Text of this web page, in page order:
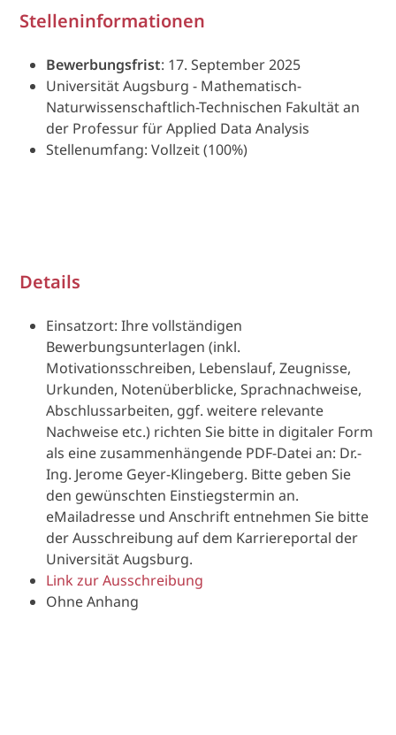
Stelleninformationen
Bewerbungsfrist: 17. September 2025
Universität Augsburg - Mathematisch-
Naturwissenschaftlich-Technischen Fakultät an
der Professur für Applied Data Analysis
Stellenumfang: Vollzeit (100%)
Details
Einsatzort: Ihre vollständigen
Bewerbungsunterlagen (inkl.
Motivationsschreiben, Lebenslauf, Zeugnisse,
Urkunden, Notenüberblicke, Sprachnachweise,
Abschlussarbeiten, ggf. weitere relevante
Nachweise etc.) richten Sie bitte in digitaler Form
als eine zusammenhängende PDF-Datei an: Dr.-
Ing. Jerome Geyer-Klingeberg. Bitte geben Sie
den gewünschten Einstiegstermin an.
eMailadresse und Anschrift entnehmen Sie bitte
der Ausschreibung auf dem Karriereportal der
Universität Augsburg.
Link zur Ausschreibung
Ohne Anhang